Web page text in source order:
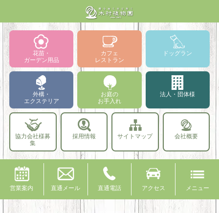
花苗・
ガーデン用品
カフェ
レストラン
ドッグラン
外構・
エクステリア
お庭の
お手入れ
法人・団体様
協力会社様募
集
採用情報 サイトマップ 会社概要
営業案内 直通メール 直通電話 アクセス メニュー